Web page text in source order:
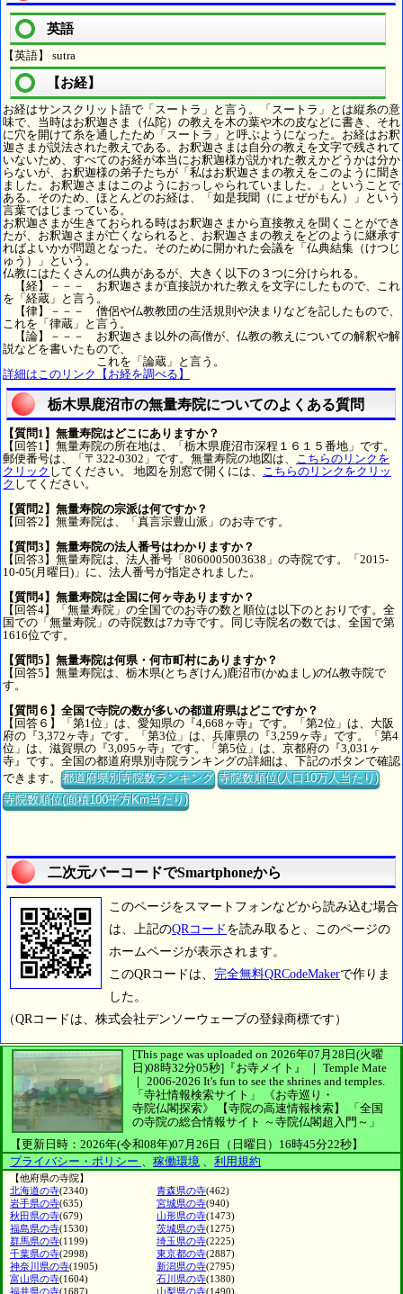
英語
【英語】 sutra
【お経】
お経はサンスクリット語で「スートラ」と言う。「スートラ」とは縦糸の意
味で、当時はお釈迦さま（仏陀）の教えを木の葉や木の皮などに書き、それ
に穴を開けて糸を通したため「スートラ」と呼ぶようになった。お経はお釈
迦さまが説法された教えである。お釈迦さまは自分の教えを文字で残されて
いないため、すべてのお経が本当にお釈迦様が説かれた教えかどうかは分か
らないが、お釈迦様の弟子たちが「私はお釈迦さまの教えをこのように聞き
ました。お釈迦さまはこのようにおっしゃられていました。」ということで
ある。そのため、ほとんどのお経は、「如是我聞（にょぜがもん）」という
言葉ではじまっている。
お釈迦さまが生きておられる時はお釈迦さまから直接教えを聞くことができ
たが、お釈迦さまが亡くなられると、お釈迦さまの教えをどのように継承す
ればよいかが問題となった。そのために開かれた会議を「仏典結集（けつじ
ゅう）」という。
仏教にはたくさんの仏典があるが、大きく以下の３つに分けられる。
【経】－－－ お釈迦さまが直接説かれた教えを文字にしたもので、これ
を「経蔵」と言う。
【律】－－－ 僧侶や仏教教団の生活規則や決まりなどを記したもので、
これを「律蔵」と言う。
【論】－－－ お釈迦さま以外の高僧が、仏教の教えについての解釈や解
説などを書いたもので、
これを「論蔵」と言う。
詳細はこのリンク【お経を調べる】
栃木県鹿沼市の無量寿院についてのよくある質問
【質問1】無量寿院はどこにありますか？
【回答1】無量寿院の所在地は、「栃木県鹿沼市深程１６１５番地」です。
郵便番号は、「〒322-0302」です。無量寿院の地図は、 こちらのリンクを
クリック してください。 地図を別窓で開くには、 こちらのリンクをクリッ
ク してください。
【質問2】無量寿院の宗派は何ですか？
【回答2】無量寿院は、「真言宗豊山派」のお寺です。
【質問3】無量寿院の法人番号はわかりますか？
【回答3】無量寿院は、法人番号「8060005003638」の寺院です。「2015-
10-05(月曜日)」に、法人番号が指定されました。
【質問4】無量寿院は全国に何ヶ寺ありますか？
【回答4】「無量寿院」の全国でのお寺の数と順位は以下のとおりです。全
国での「無量寿院」の寺院数は7カ寺です。同じ寺院名の数では、全国で第
1616位です。
【質問5】無量寿院は何県・何市町村にありますか？
【回答5】無量寿院は、栃木県(とちぎけん)鹿沼市(かぬまし)の仏教寺院で
す。
【質問６】全国で寺院の数が多いの都道府県はどこですか？
【回答６】「第1位」は、愛知県の『4,668ヶ寺』です。「第2位」は、大阪
府の『3,372ヶ寺』です。「第3位」は、兵庫県の『3,259ヶ寺』です。「第4
位」は、滋賀県の『3,095ヶ寺』です。「第5位」は、京都府の『3,031ヶ
寺』です。全国の都道府県別寺院ランキングの詳細は、下記のボタンで確認
できます。都道府県別寺院数ランキング 寺院数順位(人口10万人当たり)
寺院数順位(面積100平方Km当たり)
二次元バーコードでSmartphoneから
このページをスマートフォンなどから読み込む場合
は、上記のQRコード を読み取ると、このページの
ホームページが表示されます。
このQRコードは、 完全無料QRCodeMakerで作りま
した。
（QRコードは、株式会社デンソーウェーブの登録商標です）
[This page was uploaded on 2026年07月28日(火曜
日)08時32分05秒] 『お寺メイト』 ｜ Temple Mate
｜ 2006-2026 It's fun to see the shrines and temples.
「寺社情報検索サイト」
《お寺巡り・
寺院仏閣探索》
【寺院の高速情報検索】
「全国
の寺院の総合情報サイト ～寺院仏閣超入門～」
【更新日時：2026年(令和08年)07月26日（日曜日）16時45分22秒】
プライバシー・ポリシー 、 稼働環境 、 利用規約
【他府県の寺院】
北海道の寺(2340) 青森県の寺(462)
岩手県の寺(635) 宮城県の寺(940)
秋田県の寺(679) 山形県の寺(1473)
福島県の寺(1530) 茨城県の寺(1275)
群馬県の寺(1199) 埼玉県の寺(2225)
千葉県の寺(2998) 東京都の寺(2887)
神奈川県の寺(1905) 新潟県の寺(2795)
富山県の寺(1604) 石川県の寺(1380)
福井県の寺(1687) 山梨県の寺(1490)